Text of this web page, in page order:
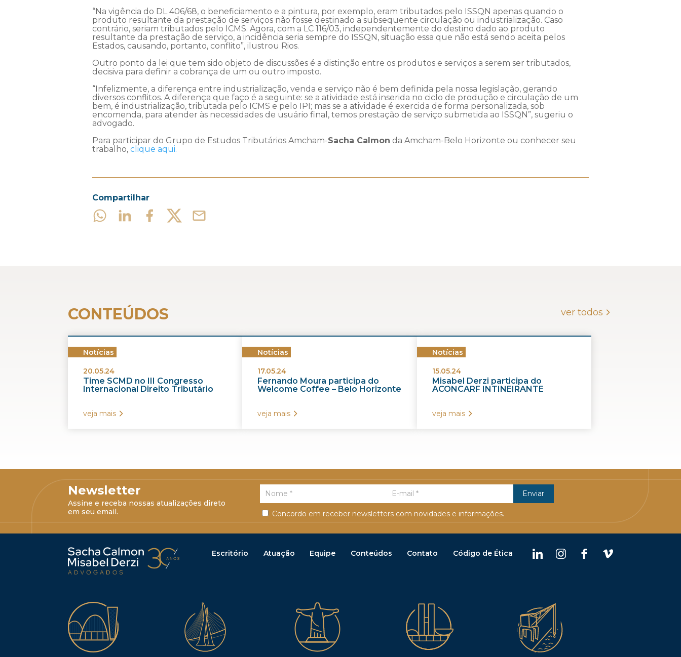
“Na vigência do DL 406/68, o beneficiamento e a pintura, por exemplo, eram tributados pelo ISSQN apenas quando o
produto resultante da prestação de serviços não fosse destinado a subsequente circulação ou industrialização. Caso
contrário, seriam tributados pelo ICMS. Agora, com a LC 116/03, independentemente do destino dado ao produto
resultante da prestação de serviço, a incidência seria sempre do ISSQN, situação essa que não está sendo aceita pelos
Estados, causando, portanto, conflito”, ilustrou Rios.
Outro ponto da lei que tem sido objeto de discussões é a distinção entre os produtos e serviços a serem ser tributados,
decisiva para definir a cobrança de um ou outro imposto.
“Infelizmente, a diferença entre industrialização, venda e serviço não é bem definida pela nossa legislação, gerando
diversos conflitos. A diferença que faço é a seguinte: se a atividade está inserida no ciclo de produção e circulação de um
bem, é industrialização, tributada pelo ICMS e pelo IPI; mas se a atividade é exercida de forma personalizada, sob
encomenda, para atender às necessidades de usuário final, temos prestação de serviço submetida ao ISSQN”, sugeriu o
advogado.
Para participar do Grupo de Estudos Tributários Amcham-Sacha Calmon da Amcham-Belo Horizonte ou conhecer seu
trabalho, clique aqui.
Compartilhar
CONTEÚDOS ver todos
Notícias
20.05.24
Time SCMD no III Congresso
Internacional Direito Tributário
veja mais
Notícias
17.05.24
Fernando Moura participa do
Welcome Coffee – Belo Horizonte
veja mais
Notícias
15.05.24
Misabel Derzi participa do
ACONCARF INTINEIRANTE
veja mais
Newsletter
Assine e receba nossas atualizações direto
em seu email.
Concordo em receber newsletters com novidades e informações.
Escritório Atuação Equipe Conteúdos Contato Código de Ética